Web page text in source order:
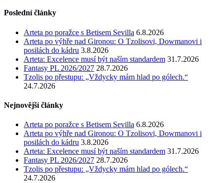
Poslední články
Arteta po poražce s Betisem Sevilla 6.8.2026
Arteta po výhře nad Gironou: O Tzolisovi, Dowmanovi i
posilách do kádru 3.8.2026
Arteta: Excelence musí být naším standardem 31.7.2026
Fantasy PL 2026/2027 28.7.2026
Tzolis po přestupu: „Vždycky mám hlad po gólech.“
24.7.2026
Nejnovější články
Arteta po poražce s Betisem Sevilla 6.8.2026
Arteta po výhře nad Gironou: O Tzolisovi, Dowmanovi i
posilách do kádru 3.8.2026
Arteta: Excelence musí být naším standardem 31.7.2026
Fantasy PL 2026/2027 28.7.2026
Tzolis po přestupu: „Vždycky mám hlad po gólech.“
24.7.2026